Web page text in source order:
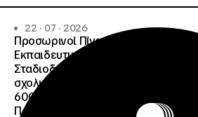
22 · 07 · 2026
Προσωρινοί Πίνακες Κατάταξης
Εκπαιδευτικού Προσωπικού,
Σταδιοδρομίας και Συμβούλων
σχολική περίοδο 2026-2027 της ΑΠ
600/2355/13042/08-05-2026
Πράξης «Σχολεία Δεύτερης